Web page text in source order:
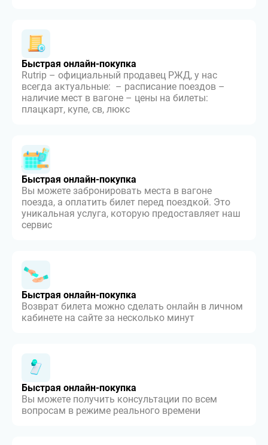
Быстрая онлайн-покупка
Rutrip – официальный продавец РЖД, у нас
всегда актуальные: – расписание поездов –
наличие мест в вагоне – цены на билеты:
плацкарт, купе, св, люкс
Быстрая онлайн-покупка
Вы можете забронировать места в вагоне
поезда, а оплатить билет перед поездкой. Это
уникальная услуга, которую предоставляет наш
сервис
Быстрая онлайн-покупка
Возврат билета можно сделать онлайн в личном
кабинете на сайте за несколько минут
Быстрая онлайн-покупка
Вы можете получить консультации по всем
вопросам в режиме реального времени